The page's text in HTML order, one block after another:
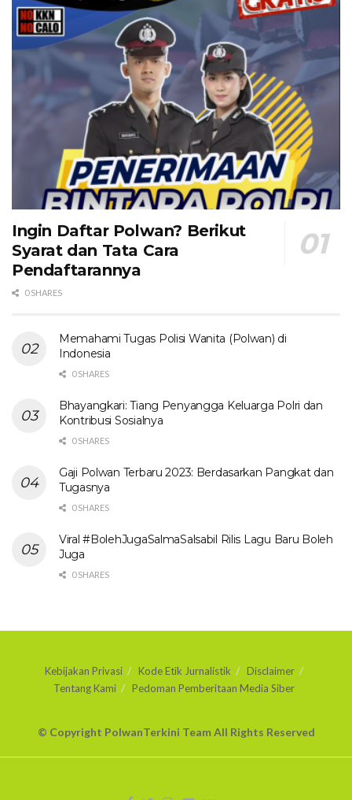
Ingin Daftar Polwan? Berikut
Syarat dan Tata Cara
Pendaftarannya
0 SHARES
Memahami Tugas Polisi Wanita (Polwan) di
Indonesia
0 SHARES
Bhayangkari: Tiang Penyangga Keluarga Polri dan
Kontribusi Sosialnya
0 SHARES
Gaji Polwan Terbaru 2023: Berdasarkan Pangkat dan
Tugasnya
0 SHARES
Viral #BolehJugaSalmaSalsabil Rilis Lagu Baru Boleh
Juga
0 SHARES
Kebijakan Privasi Kode Etik Jurnalistik
Disclaimer
Tentang Kami
Pedoman Pemberitaan Media Siber
© Copyright PolwanTerkini Team All Rights Reserved